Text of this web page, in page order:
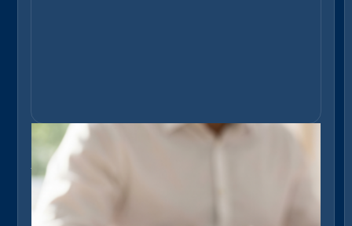
„Unvermeidbare“ Energiekosten? Diese
fünf Stellschrauben senken den Verbra
uch nachhaltig